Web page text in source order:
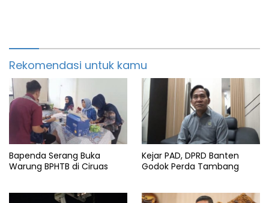
Rekomendasi untuk kamu
Bapenda Serang Buka
Warung BPHTB di Ciruas
Kejar PAD, DPRD Banten
Godok Perda Tambang